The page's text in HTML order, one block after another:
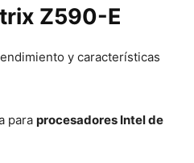
Z590-E
y características
para procesadores Intel de